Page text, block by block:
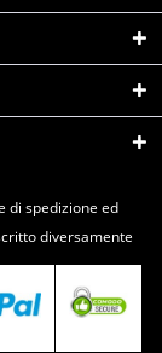
di spedizione ed
diversamente